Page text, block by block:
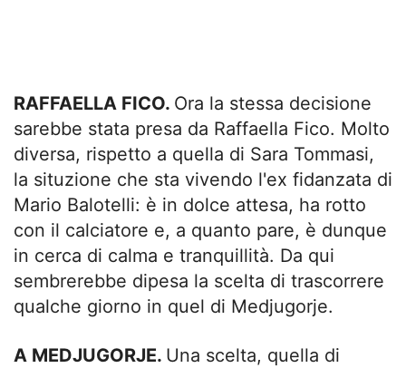
RAFFAELLA FICO. Ora la stessa decisione
sarebbe stata presa da Raffaella Fico. Molto
diversa, rispetto a quella di Sara Tommasi,
la situzione che sta vivendo l'ex fidanzata di
Mario Balotelli: è in dolce attesa, ha rotto
con il calciatore e, a quanto pare, è dunque
in cerca di calma e tranquillità. Da qui
sembrerebbe dipesa la scelta di trascorrere
qualche giorno in quel di Medjugorje.
A MEDJUGORJE. Una scelta, quella di